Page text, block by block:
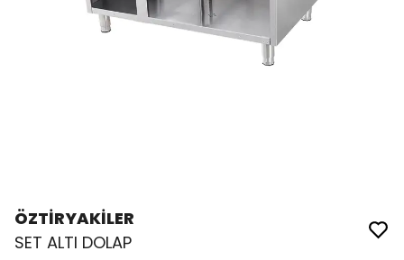
ÖZTİRYAKİLER
SET ALTI DOLAP